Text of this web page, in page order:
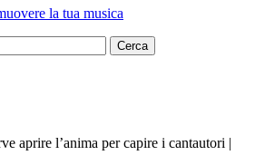
la tua musica
aprire l’anima per capire i cantautori |